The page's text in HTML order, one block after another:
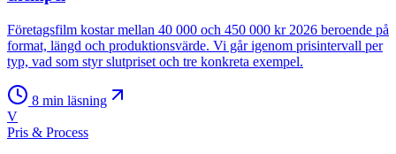
Företagsfilm kostar mellan 40 000 och 450 000 kr 2026 beroende på
format, längd och produktionsvärde. Vi går igenom prisintervall per
typ, vad som styr slutpriset och tre konkreta exempel.
8 min läsning
V
Pris & Process